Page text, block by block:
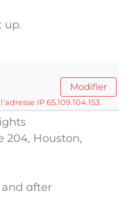
up.
Modifier
IP 65.109.104.153.
204, Houston,
ɑfter